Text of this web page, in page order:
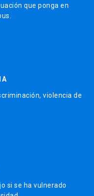
que ponga en
violencia de
si se ha vulnerado